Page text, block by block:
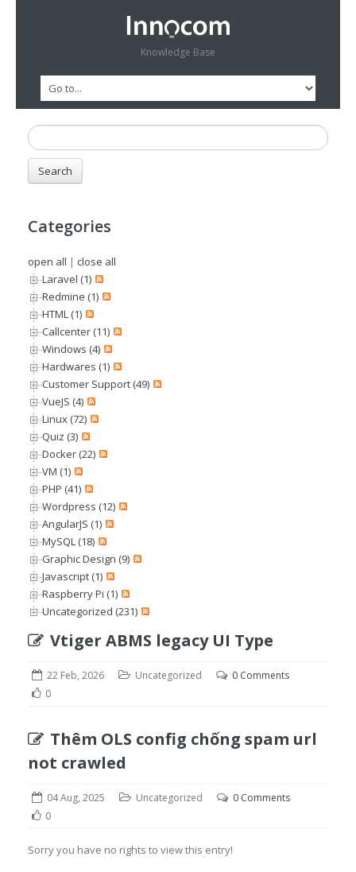
Knowledge Base
Categories
open all | close all
Laravel (1)
Redmine (1)
HTML (1)
Callcenter (11)
Windows (4)
Hardwares (1)
Customer Support (49)
VueJS (4)
Linux (72)
Quiz (3)
Docker (22)
VM (1)
PHP (41)
Wordpress (12)
AngularJS (1)
MySQL (18)
Graphic Design (9)
Javascript (1)
Raspberry Pi (1)
Uncategorized (231)
Vtiger ABMS legacy UI Type
22 Feb, 2026 Uncategorized
0 Comments
0
Thêm OLS config chống spam url
not crawled
04 Aug, 2025 Uncategorized
0 Comments
0
Sorry you have no rights to view this entry!